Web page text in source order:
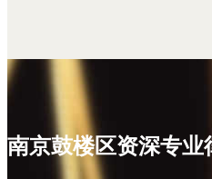
南京鼓楼区资深专业